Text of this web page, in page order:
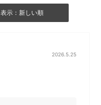
表示：新しい順
2026.5.25